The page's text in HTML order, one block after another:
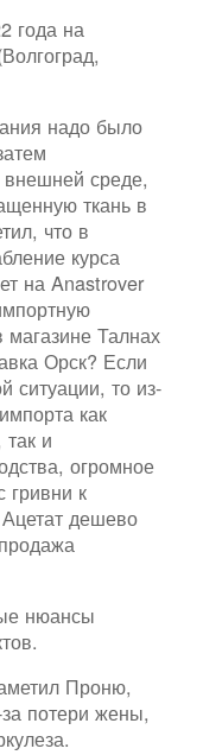
года на
надо было
среде,
ткань в
что в
курса
на Anastrover
Талнах
Орск? Если
ситуации, то из-
как
и
огромное
гривни к
дешево
нюансы
Проню,
потери жены,